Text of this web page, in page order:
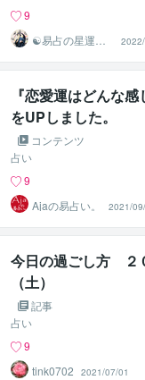
9
☯易占の星運河
『恋愛運はどんな
をUPしました。
コンテンツ
占い
9
Ajaの易占い。
2021/
今日の過ごし方 ２
（土）
記事
占い
9
tink0702
2021/07/01